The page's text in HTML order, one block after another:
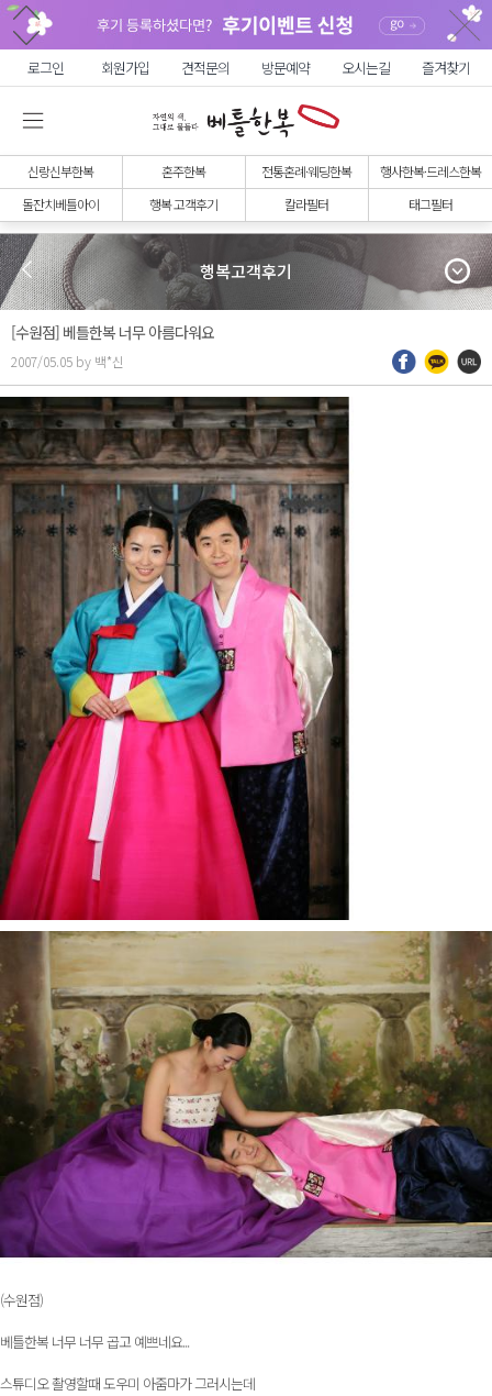
로그인 회원가입 견적문의 방문예약 오시는길 즐겨찾기
신랑신부한복 혼주한복 전통혼례·웨딩한복
행사한복·드레스한복
돌잔치베틀아이
행복 고객후기 칼라필터 태그필터
행복고객후기
[수원점] 베틀한복 너무 아름다워요
2007/05.05 by 백*신
(수원점)
베틀한복 너무 너무 곱고 예쁘네요...
스튜디오 촬영할때 도우미 아줌마가 그러시는데